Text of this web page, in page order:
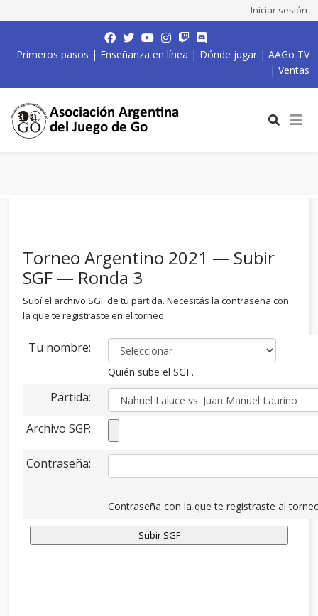
Iniciar sesión
Primeros pasos | Enseñanza en línea | Dónde jugar | AAGo TV
| Ventas
Torneo Argentino 2021 — Subir
SGF — Ronda 3
Subí el archivo SGF de tu partida. Necesitás la contraseña con
la que te registraste en el torneo.
Tu nombre:
Quién sube el SGF.
Partida:
Archivo SGF:
Contraseña:
Contraseña con la que te registraste al